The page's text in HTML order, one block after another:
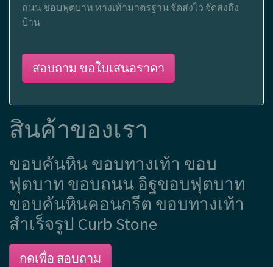
ถนน ขอบฟุตบาท ทางเท้ามาตรฐาน จัดส่งไว จัดส่งถึง
บ้าน
สอบถาม ขอใบเสนอราคา
สินค้าของเรา
ขอบคันหิน ขอบทางเท้า ขอบ
ฟุตบาท ขอบถนน อิฐขอบฟุตบาท
ขอบคันหินคอนกรีต ขอบทางเท้า
สำเร็จรูป Curb Stone
กดเพื่อ สอบถาม